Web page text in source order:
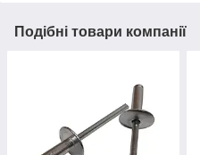
Подібні товари компанії